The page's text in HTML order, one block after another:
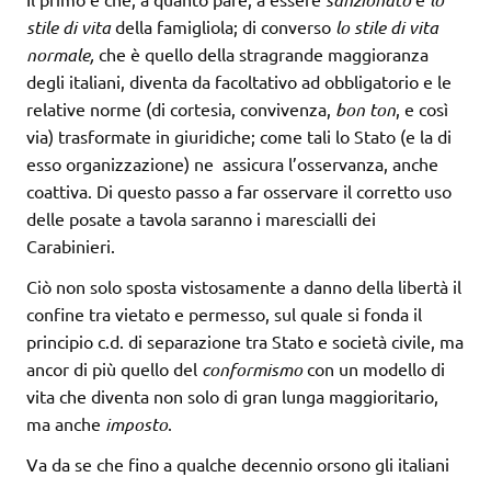
stile di vitadella famigliola; di converso lo stile di vita
normale, che è quello della stragrande maggioranza
degli italiani, diventa da facoltativo ad obbligatorio e le
relative norme (di cortesia, convivenza, bon ton, e così
via) trasformate in giuridiche; come tali lo Stato (e la di
esso organizzazione) ne assicura l’osservanza, anche
coattiva. Di questo passo a far osservare il corretto uso
delle posate a tavola saranno i marescialli dei
Carabinieri.
Ciò non solo sposta vistosamente a danno della libertà il
confine tra vietato e permesso, sul quale si fonda il
principio c.d. di separazione tra Stato e società civile, ma
ancor di più quello del conformismocon un modello di
vita che diventa non solo di gran lunga maggioritario,
ma anche imposto.
Va da se che fino a qualche decennio orsono gli italiani